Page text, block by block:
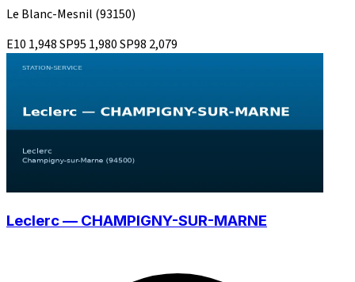
Le Blanc-Mesnil (93150)
E10 1,948SP95 1,980SP98 2,079
Leclerc — CHAMPIGNY-SUR-MARNE